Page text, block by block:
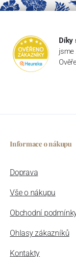
Díky
jsme
Informace o nákupu
Doprava
Vše o nákupu
Obchodní
Ohlasy zákazníků
Kontakty